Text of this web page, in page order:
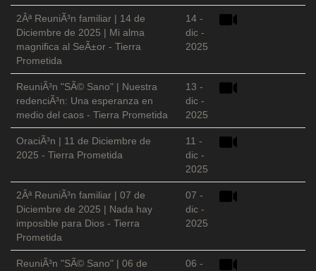
2Âª ReuniÃ³n familiar | 14 de
Diciembre de 2025 | Mi alma
magnifica al SeÃ±or - Tierra
Prometida
14 -
dic -
2025
ReuniÃ³n "SÃ© Sano" | Nuestra
redenciÃ³n: Una esperanza en
medio del caos - Tierra Prometida
13 -
dic -
2025
OraciÃ³n | 11 de Diciembre de
2025 - Tierra Prometida
11 -
dic -
2025
2Âª ReuniÃ³n familiar | 07 de
Diciembre de 2025 | Nada hay
imposible para Dios - Tierra
Prometida
07 -
dic -
2025
ReuniÃ³n "SÃ© Sano" | 06 de
06 -